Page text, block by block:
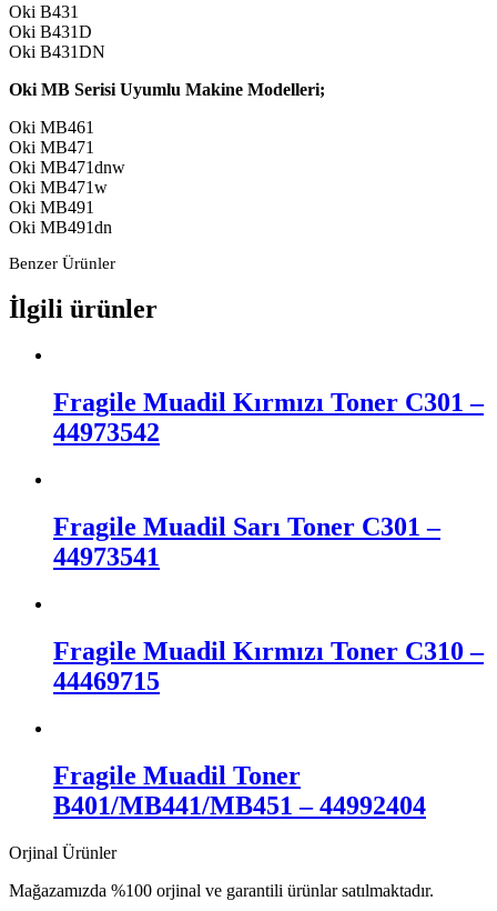
Oki B431
Oki B431D
Oki B431DN
Oki MB Serisi Uyumlu Makine Modelleri;
Oki MB461
Oki MB471
Oki MB471dnw
Oki MB471w
Oki MB491
Oki MB491dn
Benzer Ürünler
İlgili ürünler
Fragile Muadil Kırmızı Toner C301 –
44973542
Fragile Muadil Sarı Toner C301 –
44973541
Fragile Muadil Kırmızı Toner C310 –
44469715
Fragile Muadil Toner
B401/MB441/MB451 – 44992404
Orjinal Ürünler
Mağazamızda %100 orjinal ve garantili ürünlar satılmaktadır.